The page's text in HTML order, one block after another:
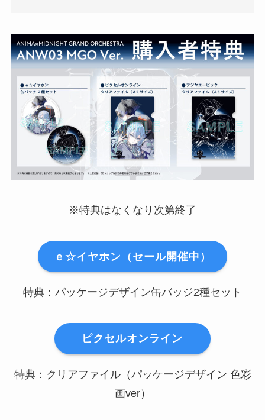
※特典はなくなり次第終了
ｅ☆イヤホン（セール開催中）
特典：パッケージデザイン缶バッジ2種セット
ピクセルオンライン
特典：クリアファイル（パッケージデザイン 色彩
画ver）